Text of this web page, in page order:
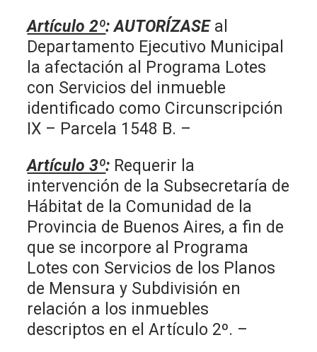
Artículo 2º: AUTORÍZASEal
Departamento Ejecutivo Municipal
la afectación al Programa Lotes
con Servicios del inmueble
identificado como Circunscripción
IX – Parcela 1548 B. –
Artículo 3º: Requerir la
intervención de la Subsecretaría de
Hábitat de la Comunidad de la
Provincia de Buenos Aires, a fin de
que se incorpore al Programa
Lotes con Servicios de los Planos
de Mensura y Subdivisión en
relación a los inmuebles
descriptos en el Artículo 2º. –